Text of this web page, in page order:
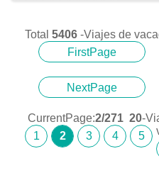
Total 5406 -Viajes de
FirstPage
NextPage
CurrentPage:2/271 20-
1 2 3 4
5